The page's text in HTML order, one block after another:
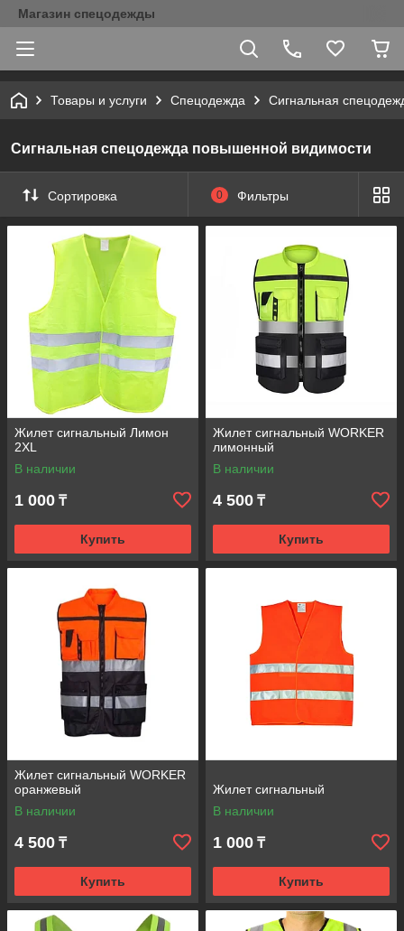
Магазин спецодежды
Товары и услуги Спецодежда Сигнальная
Сигнальная спецодежда повышенной видимости
Сортировка 0 Фильтры
Жилет сигнальный Лимон
2XL
В наличии
1 000 ₸
Купить
Жилет сигнальный WORKER
лимонный
В наличии
4 500 ₸
Купить
Жилет сигнальный WORKER
оранжевый
В наличии
4 500 ₸
Купить
Жилет сигнальный
В наличии
1 000 ₸
Купить